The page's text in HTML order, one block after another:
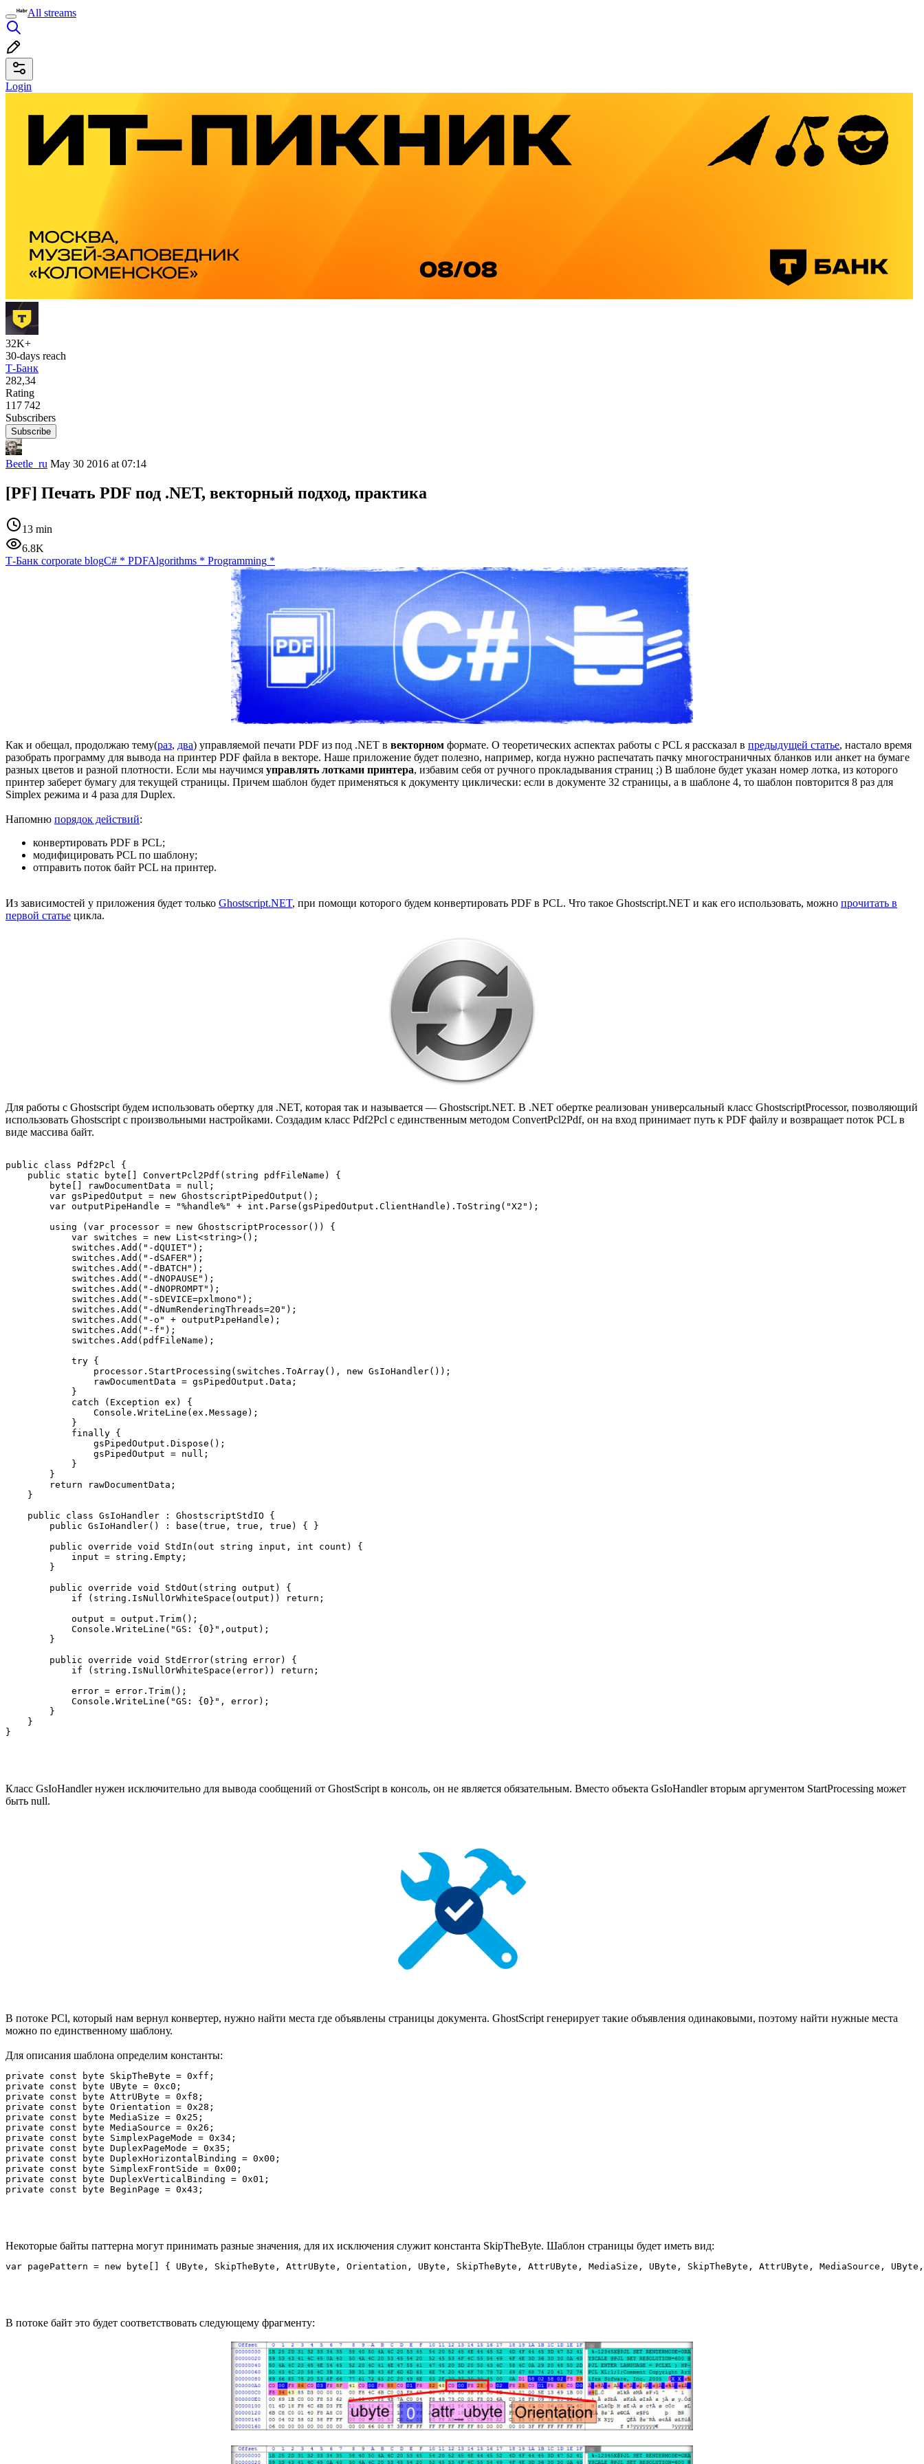
All streams
Login
32K+
30-days reach
Т-Банк
282,34
Rating
117 742
Subscribers
Subscribe
Beetle_ru May 30 2016 at 07:14
[PF] Печать PDF под .NET, векторный подход, практика
13 min
6.8K
Т-Банк corporate blogC# * PDFAlgorithms * Programming *
Как и обещал, продолжаю тему(раз, два) управляемой печати PDF из под .NET в векторном формате. О теоретических аспектах работы с PCL я рассказал в предыдущей статье, настало время
разобрать программу для вывода на принтер PDF файла в векторе. Наше приложение будет полезно, например, когда нужно распечатать пачку многостраничных бланков или анкет на бумаге
разных цветов и разной плотности. Если мы научимся управлять лотками принтера, избавим себя от ручного прокладывания страниц ;) В шаблоне будет указан номер лотка, из которого
принтер заберет бумагу для текущей страницы. Причем шаблон будет применяться к документу циклически: если в документе 32 страницы, а в шаблоне 4, то шаблон повторится 8 раз для
Simplex режима и 4 раза для Duplex.
Напомню порядок действий:
конвертировать PDF в PCL;
модифицировать PCL по шаблону;
отправить поток байт PCL на принтер.
Из зависимостей у приложения будет только Ghostscript.NET, при помощи которого будем конвертировать PDF в PCL. Что такое Ghostscript.NET и как его использовать, можно прочитать в
первой статье цикла.
Для работы с Ghostscript будем использовать обертку для .NET, которая так и называется — Ghostscript.NET. В .NET обертке реализован универсальный класс GhostscriptProcessor, позволяющий
использовать Ghostscript с произвольными настройками. Создадим класс Pdf2Pcl с единственным методом ConvertPcl2Pdf, он на вход принимает путь к PDF файлу и возвращает поток PCL в
виде массива байт.
public class Pdf2Pcl {
    public static byte[] ConvertPcl2Pdf(string pdfFileName) {
        byte[] rawDocumentData = null;
        var gsPipedOutput = new GhostscriptPipedOutput();
        var outputPipeHandle = "%handle%" + int.Parse(gsPipedOutput.ClientHandle).ToString("X2");
        using (var processor = new GhostscriptProcessor()) {
            var switches = new List<string>();
            switches.Add("-dQUIET");
            switches.Add("-dSAFER");
            switches.Add("-dBATCH");
            switches.Add("-dNOPAUSE");
            switches.Add("-dNOPROMPT");
            switches.Add("-sDEVICE=pxlmono");
            switches.Add("-dNumRenderingThreads=20");
            switches.Add("-o" + outputPipeHandle);
            switches.Add("-f");
            switches.Add(pdfFileName);
            try {
                processor.StartProcessing(switches.ToArray(), new GsIoHandler());
                rawDocumentData = gsPipedOutput.Data;
            }
            catch (Exception ex) {
                Console.WriteLine(ex.Message);
            }
            finally {
                gsPipedOutput.Dispose();
                gsPipedOutput = null;
            }
        }
        return rawDocumentData;
    }
    public class GsIoHandler : GhostscriptStdIO {
        public GsIoHandler() : base(true, true, true) { }
        public override void StdIn(out string input, int count) {
            input = string.Empty;
        }
        public override void StdOut(string output) {
            if (string.IsNullOrWhiteSpace(output)) return;
            output = output.Trim();
            Console.WriteLine("GS: {0}",output);
        }
        public override void StdError(string error) {
            if (string.IsNullOrWhiteSpace(error)) return;
            error = error.Trim();
            Console.WriteLine("GS: {0}", error);
        }
    }
Класс GsIoHandler нужен исключительно для вывода сообщений от GhostScript в консоль, он не является обязательным. Вместо объекта GsIoHandler вторым аргументом StartProcessing может
быть null.
В потоке PCl, который нам вернул конвертер, нужно найти места где объявлены страницы документа. GhostScript генерирует такие объявления одинаковыми, поэтому найти нужные места
можно по единственному шаблону.
Для описания шаблона определим константы:
private const byte SkipTheByte = 0xff;
private const byte UByte = 0xc0;
private const byte AttrUByte = 0xf8;
private const byte Orientation = 0x28;
private const byte MediaSize = 0x25;
private const byte MediaSource = 0x26;
private const byte SimplexPageMode = 0x34;
private const byte DuplexPageMode = 0x35;
private const byte DuplexHorizontalBinding = 0x00;
private const byte SimplexFrontSide = 0x00;
private const byte DuplexVerticalBinding = 0x01;
Некоторые байты паттерна могут принимать разные значения, для их исключения служит константа SkipTheByte. Шаблон страницы будет иметь вид:
В потоке байт это будет соответствовать следующему фрагменту: